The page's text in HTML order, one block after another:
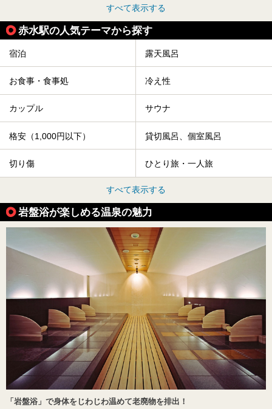
すべて表示する
赤水駅の人気テーマから探す
宿泊 露天風呂
お食事・食事処 冷え性
カップル サウナ
格安（1,000円以下） 貸切風呂、個室風呂
切り傷 ひとり旅・一人旅
すべて表示する
岩盤浴が楽しめる温泉の魅力
「岩盤浴」で身体をじわじわ温めて老廃物を排出！